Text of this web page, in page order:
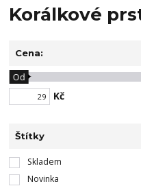
Korálkové
Cena:
Kč
Od
Štítky
Skladem
Novinka